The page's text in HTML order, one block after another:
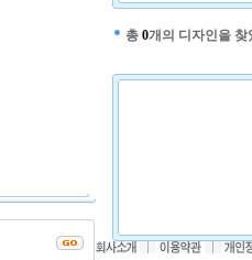
총 0개의 디자인을 찾